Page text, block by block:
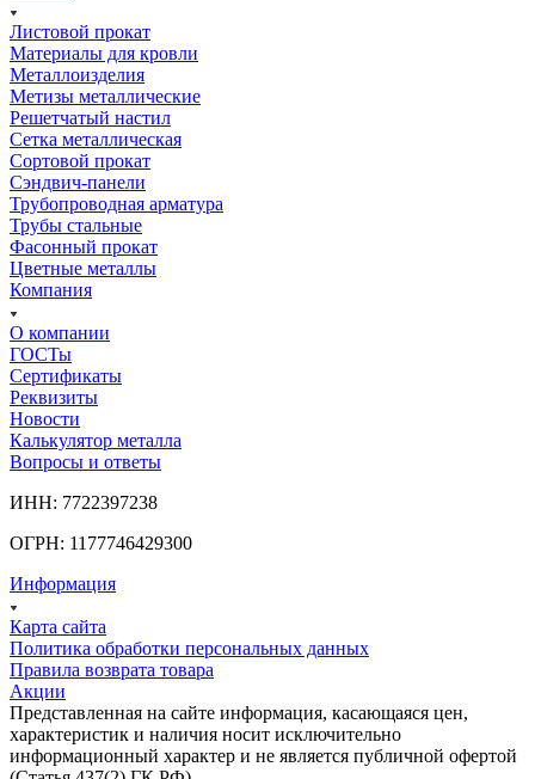
Листовой прокат
Материалы для кровли
Металлоизделия
Метизы металлические
Решетчатый настил
Сетка металлическая
Сортовой прокат
Сэндвич-панели
Трубопроводная арматура
Трубы стальные
Фасонный прокат
Цветные металлы
Компания
О компании
ГОСТы
Сертификаты
Реквизиты
Новости
Калькулятор металла
Вопросы и ответы
ИНН: 7722397238
ОГРН: 1177746429300
Информация
Карта сайта
Политика обработки персональных данных
Правила возврата товара
Акции
Представленная на сайте информация, касающаяся цен,
характеристик и наличия носит исключительно
информационный характер и не является публичной офертой